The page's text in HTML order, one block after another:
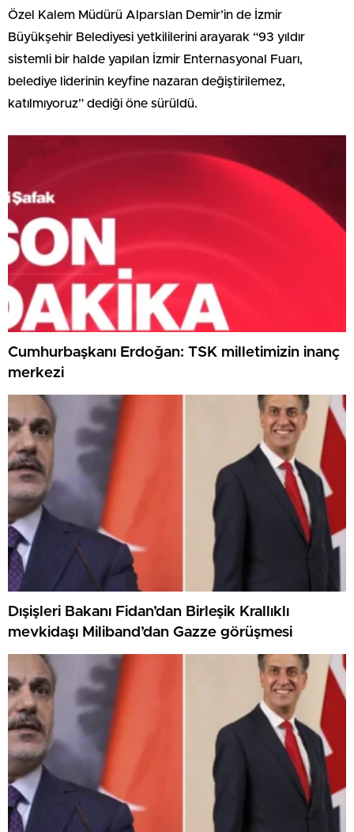
Özel Kalem Müdürü Alparslan Demir’in de İzmir
Büyükşehir Belediyesi yetkililerini arayarak “93 yıldır
sistemli bir halde yapılan İzmir Enternasyonal Fuarı,
belediye liderinin keyfine nazaran değiştirilemez,
katılmıyoruz” dediği öne sürüldü.
Cumhurbaşkanı Erdoğan: TSK milletimizin inanç
merkezi
Dışişleri Bakanı Fidan’dan Birleşik Krallıklı
mevkidaşı Miliband’dan Gazze görüşmesi